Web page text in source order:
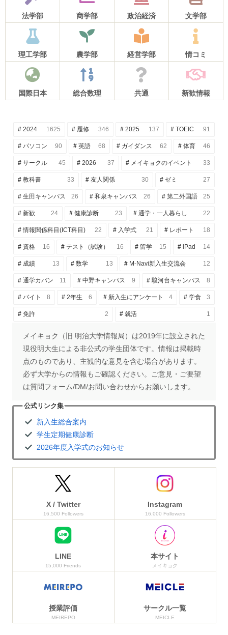
法学部 商学部 政治経済 文学部
理工学部 農学部 経営学部 情コミ
国際日本 総合数理 共通 新歓情報
2024 1625 履修 346 2025 137 TOEIC 91
パソコン 90 英語 68 ガイダンス 62 体育 46
サークル 45 2026 37 メイキョクのイベント 33
教科書 33 友人関係 30 ゼミ 27
生田キャンパス 26 和泉キャンパス 26 第二外国語 25
新歓 24 健康診断 23 通学・一人暮らし 22
情報関係科目(ICT科目) 22 入学式 21 レポート 18
資格 16 テスト（試験） 16 留学 15 iPad 14
成績 13 数学 13 M-Navi新入生交流会 12
通学カバン 11 中野キャンパス 9 駿河台キャンパス 8
バイト 8 2年生 6 新入生にアンケート 4 学食 3
免許 2 就活 1
メイキョク（旧 明治大学情報局）は2019年に設立された
現役明大生による非公式の学生団体です。情報は掲載時
点のものであり、主観的な意見を含む場合があります。
必ず大学からの情報もご確認ください。ご意見・ご要望
は質問フォーム/DM/お問い合わせからお願いします。
公式リンク集
新入生総合案内
学生定期健康診断
2026年度入学式のお知らせ
X / Twitter
16,500 Followers
Instagram
16,000 Followers
LINE
15,000 Friends
本サイト
メイキョク
授業評価
MEIREPO
サークル一覧
MEICLE